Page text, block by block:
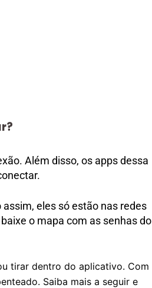
Além disso, os apps dessa
eles só estão nas redes
o mapa com as senhas do
tirar dentro do aplicativo. Com
Saiba mais a seguir e